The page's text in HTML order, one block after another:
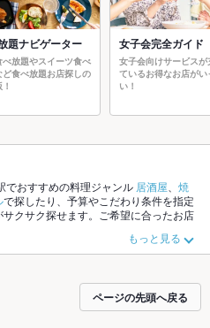
題ナビゲーター
べ放題やスイーツ食べ
ど食べ放題お店探しの
女子会完全ガイド
女子会向けサービスが
ているお得なお店がい
い！
でおすすめの料理ジャンル 居酒屋
焼
で探したり、予算やこだわり条件を指定
クサク探せます。ご希望に合ったお店
ルメなら、お得なクーポンはもちろん、
、馬刺しや季節のおすすめ料理など、お
の飲み会にも、会社の宴会にも、デー
トペッパーグルメをご利用ください。
もっと見る
ページの先頭へ戻る